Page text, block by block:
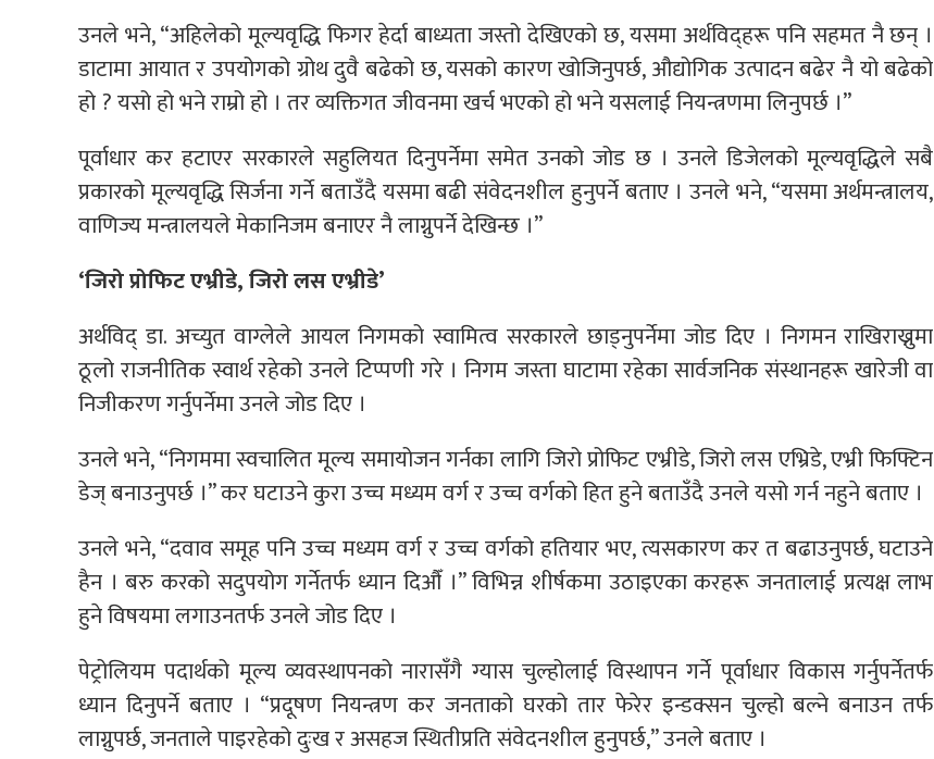
उनले भने, “अहिलेको मूल्यवृद्धि फिगर हेर्दा बाध्यता जस्तो देखिएको छ, यसमा अर्थविद्हरू पनि सहमत नै छन् ।
डाटामा आयात र उपयोगको ग्रोथ दुवै बढेको छ, यसको कारण खोजिनुपर्छ, औद्योगिक उत्पादन बढेर नै यो बढेको
हो ? यसो हो भने राम्रो हो । तर व्यक्तिगत जीवनमा खर्च भएको हो भने यसलाई नियन्त्रणमा लिनुपर्छ ।”
पूर्वाधार कर हटाएर सरकारले सहुलियत दिनुपर्नेमा समेत उनको जोड छ । उनले डिजेलको मूल्यवृद्धिले सबै
प्रकारको मूल्यवृद्धि सिर्जना गर्ने बताउँदै यसमा बढी संवेदनशील हुनुपर्ने बताए । उनले भने, “यसमा अर्थमन्त्रालय,
वाणिज्य मन्त्रालयले मेकानिजम बनाएर नै लाग्नुपर्ने देखिन्छ ।”
‘जिरो प्रोफिट एभ्रीडे, जिरो लस एभ्रीडे’
अर्थविद् डा. अच्युत वाग्लेले आयल निगमको स्वामित्व सरकारले छाड्नुपर्नेमा जोड दिए । निगमन राखिराख्नुमा
ठूलो राजनीतिक स्वार्थ रहेको उनले टिप्पणी गरे । निगम जस्ता घाटामा रहेका सार्वजनिक संस्थानहरू खारेजी वा
निजीकरण गर्नुपर्नेमा उनले जोड दिए ।
उनले भने, “निगममा स्वचालित मूल्य समायोजन गर्नका लागि जिरो प्रोफिट एभ्रीडे, जिरो लस एभ्रिडे, एभ्री फिफ्टिन
डेज् बनाउनुपर्छ ।” कर घटाउने कुरा उच्च मध्यम वर्ग र उच्च वर्गको हित हुने बताउँदै उनले यसो गर्न नहुने बताए ।
उनले भने, “दवाव समूह पनि उच्च मध्यम वर्ग र उच्च वर्गको हतियार भए, त्यसकारण कर त बढाउनुपर्छ, घटाउने
हैन । बरु करको सदुपयोग गर्नेतर्फ ध्यान दिऔँ ।” विभिन्न शीर्षकमा उठाइएका करहरू जनतालाई प्रत्यक्ष लाभ
हुने विषयमा लगाउनतर्फ उनले जोड दिए ।
पेट्रोलियम पदार्थको मूल्य व्यवस्थापनको नारासँगै ग्यास चुल्होलाई विस्थापन गर्ने पूर्वाधार विकास गर्नुपर्नेतर्फ
ध्यान दिनुपर्ने बताए । “प्रदूषण नियन्त्रण कर जनताको घरको तार फेरेर इन्डक्सन चुल्हो बल्ने बनाउन तर्फ
लाग्नुपर्छ, जनताले पाइरहेको दुःख र असहज स्थितीप्रति संवेदनशील हुनुपर्छ,” उनले बताए ।